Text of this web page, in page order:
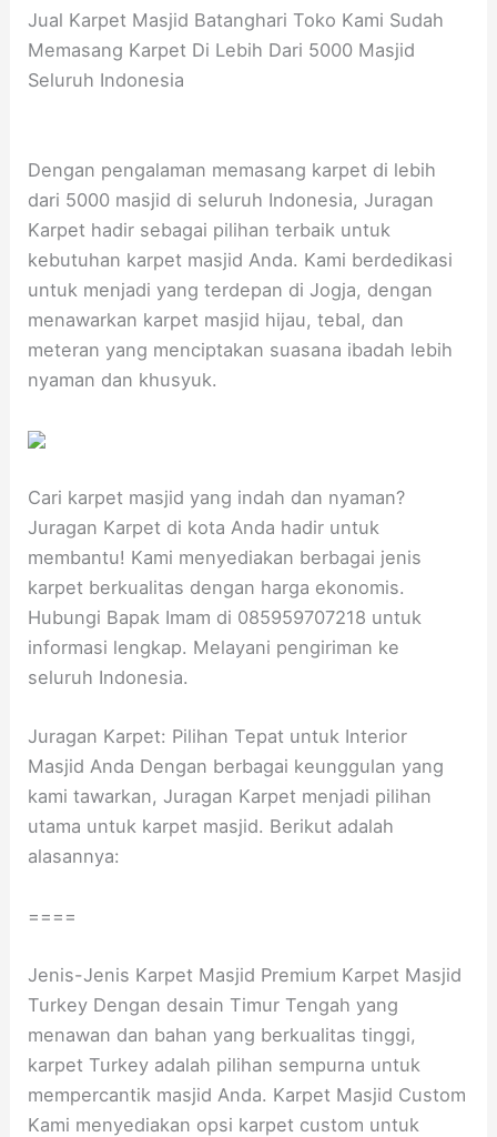
Jual Karpet Masjid Batanghari Toko Kami Sudah
Memasang Karpet Di Lebih Dari 5000 Masjid
Seluruh Indonesia
Dengan pengalaman memasang karpet di lebih
dari 5000 masjid di seluruh Indonesia, Juragan
Karpet hadir sebagai pilihan terbaik untuk
kebutuhan karpet masjid Anda. Kami berdedikasi
untuk menjadi yang terdepan di Jogja, dengan
menawarkan karpet masjid hijau, tebal, dan
meteran yang menciptakan suasana ibadah lebih
nyaman dan khusyuk.
Cari karpet masjid yang indah dan nyaman?
Juragan Karpet di kota Anda hadir untuk
membantu! Kami menyediakan berbagai jenis
karpet berkualitas dengan harga ekonomis.
Hubungi Bapak Imam di 085959707218 untuk
informasi lengkap. Melayani pengiriman ke
seluruh Indonesia.
Juragan Karpet: Pilihan Tepat untuk Interior
Masjid Anda Dengan berbagai keunggulan yang
kami tawarkan, Juragan Karpet menjadi pilihan
utama untuk karpet masjid. Berikut adalah
alasannya:
====
Jenis-Jenis Karpet Masjid Premium Karpet Masjid
Turkey Dengan desain Timur Tengah yang
menawan dan bahan yang berkualitas tinggi,
karpet Turkey adalah pilihan sempurna untuk
mempercantik masjid Anda. Karpet Masjid Custom
Kami menyediakan opsi karpet custom untuk